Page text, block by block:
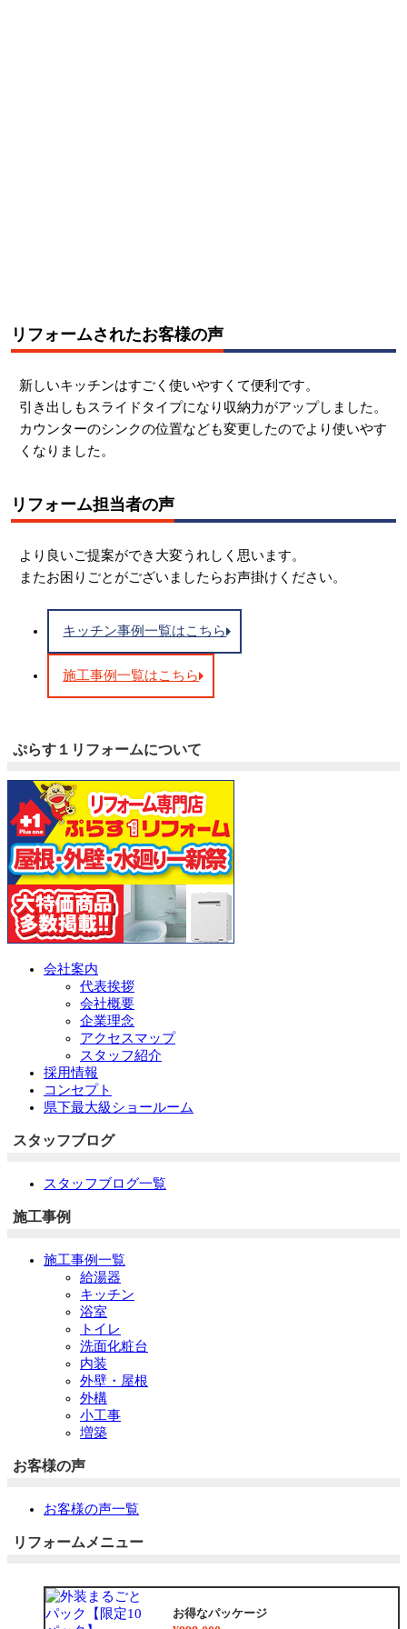
リフォームされたお客様の声
新しいキッチンはすごく使いやすくて便利です。
引き出しもスライドタイプになり収納力がアップしました。
カウンターのシンクの位置なども変更したのでより使いやす
くなりました。
リフォーム担当者の声
より良いご提案ができ大変うれしく思います。
またお困りごとがございましたらお声掛けください。
キッチン事例一覧はこちら
施工事例一覧はこちら
ぷらす１リフォームについて
会社案内
代表挨拶
会社概要
企業理念
アクセスマップ
スタッフ紹介
採用情報
コンセプト
県下最大級ショールーム
スタッフブログ
スタッフブログ一覧
施工事例
施工事例一覧
給湯器
キッチン
浴室
トイレ
洗面化粧台
内装
外壁・屋根
外構
小工事
増築
お客様の声
お客様の声一覧
リフォームメニュー
お得なパッケージ